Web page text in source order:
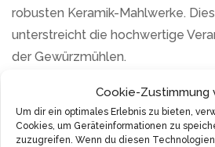
Cookie-Zustimmung
Um dir ein optimales Erlebnis zu bieten,
Cookies, um Geräteinformationen zu
zuzugreifen. Wenn du diesen
robusten Keramik-Mahlwerke.
unterstreicht die hochwertige
der Gewürzmühlen.
Die Bedienung ist denkbar
Mahlgrad nach Wunsch einstellen
Das hochwertige Mahlwerk sorgt